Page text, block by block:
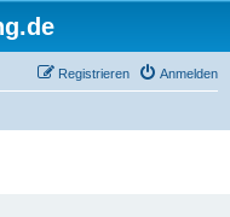
Anmelden
Registrieren